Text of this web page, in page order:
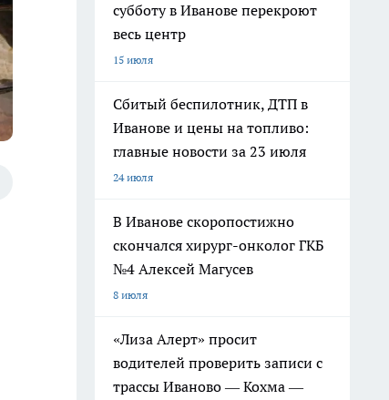
субботу в Иванове перекроют
весь центр
15 июля
Сбитый беспилотник, ДТП в
Иванове и цены на топливо:
главные новости за 23 июля
24 июля
В Иванове скоропостижно
скончался хирург-онколог ГКБ
№4 Алексей Магусев
8 июля
«Лиза Алерт» просит
водителей проверить записи с
трассы Иваново — Кохма —